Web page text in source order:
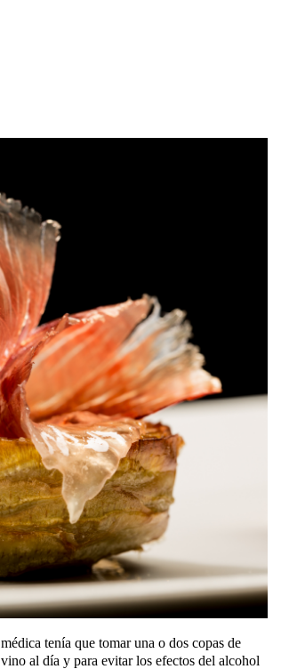
médica tenía que tomar una o dos copas de
vino al día y para evitar los efectos del alcohol